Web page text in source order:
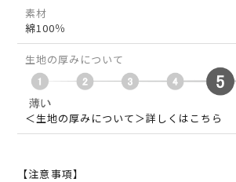
素材
綿100％
生地の厚みについて
＜生地の厚みについて＞詳しくはこちら
【注意事項】